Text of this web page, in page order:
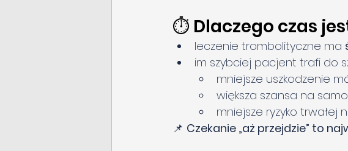
⏱️ Dlaczego czas
leczenie trombolityczne ma
im szybciej pacjent trafi do
mniejsze uszkodzenie
większa szansa na
mniejsze ryzyko trwałej
📌 Czekanie „aż przejdzie” to